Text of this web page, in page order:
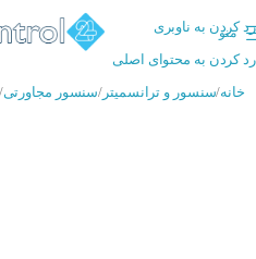
رد کردن به ناوبری
رد کردن به محتوای اصلی
منو
خانه سنسور و ترانسمیتر سنسور مجاورتی